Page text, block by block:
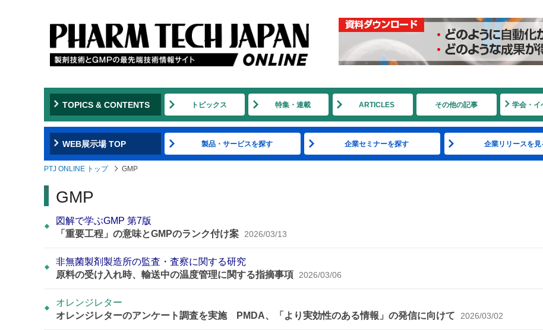
TOPICS & CONTENTS トピックス 特集・連載 ARTICLES その他の記事 学会・イ
WEB展示場 TOP 製品・サービスを探す 企業セミナーを探す 企業リリースを見
PTJ ONLINE トップ GMP
GMP
図解で学ぶGMP 第7版
「重要工程」の意味とGMPのランク付け案
2026/03/13
非無菌製剤製造所の監査・査察に関する研究
原料の受け入れ時、輸送中の温度管理に関する指摘事項
2026/03/06
オレンジレター
オレンジレターのアンケート調査を実施 PMDA、「より実効性のある情報」の発信に向けて
2026/03/02